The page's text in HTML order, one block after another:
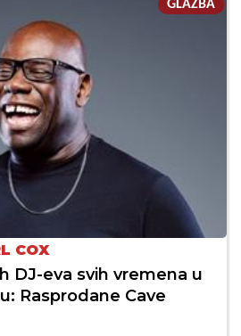
GLAZBA
COX
DJ-eva svih vremena u
Rasprodane Cave